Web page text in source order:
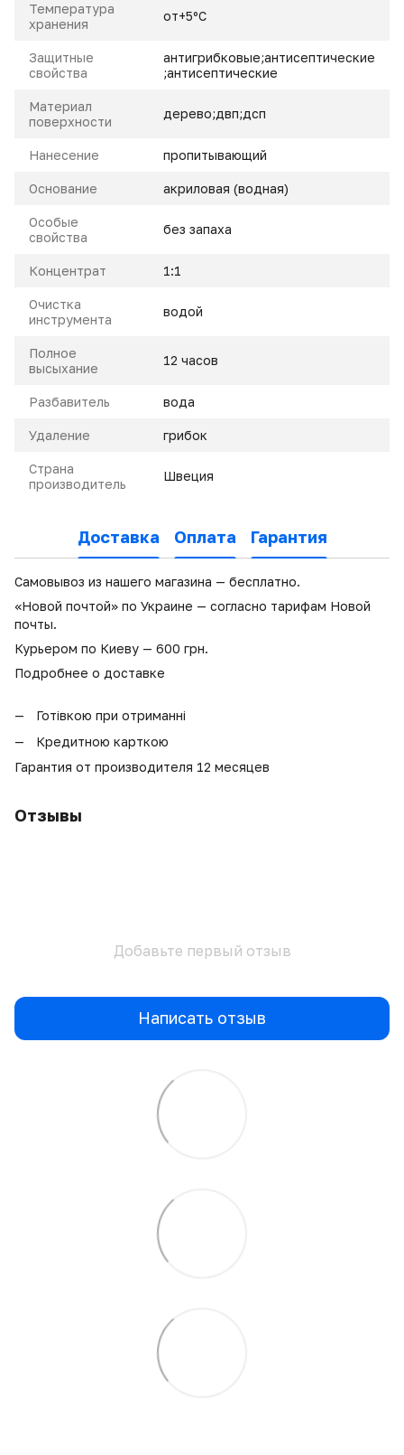
Температура
хранения
от+5ºС
Защитные
свойства
антигрибковые;антисептические
;антисептические
Материал
поверхности
дерево;двп;дсп
Нанесение пропитывающий
Основание акриловая (водная)
Особые
свойства
без запаха
Концентрат 1:1
Очистка
инструмента
водой
Полное
высыхание
12 часов
Разбавитель вода
Удаление грибок
Страна
производитель
Швеция
Доставка Оплата Гарантия
Самовывоз из нашего магазина — бесплатно.
«Новой почтой» по Украине — согласно тарифам Новой
почты.
Курьером по Киеву — 600 грн.
Подробнее о доставке
Готівкою при отриманні
Кредитною карткою
Гарантия от производителя 12 месяцев
Отзывы
Добавьте первый отзыв
Написать отзыв